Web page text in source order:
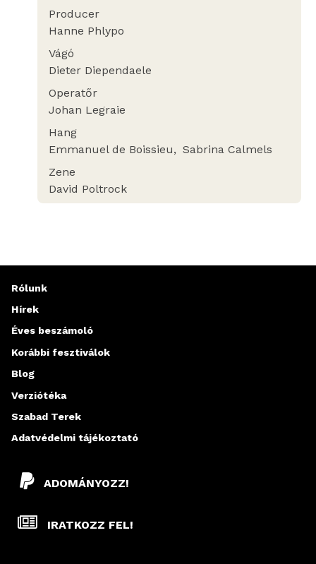
Producer
Hanne Phlypo
Vágó
Dieter Diependaele
Operatőr
Johan Legraie
Hang
Emmanuel de Boissieu
Sabrina Calmels
Zene
David Poltrock
ADOMÁNYOZZ!
IRATKOZZ FEL!
Rólunk
Hírek
Éves beszámoló
Korábbi fesztiválok
Blog
Verziótéka
Szabad Terek
Adatvédelmi tájékoztató